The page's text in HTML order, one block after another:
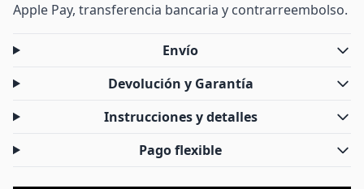
Apple Pay, transferencia bancaria y contrarreembolso.
Envío
Devolución y Garantía
Instrucciones y detalles
Pago flexible